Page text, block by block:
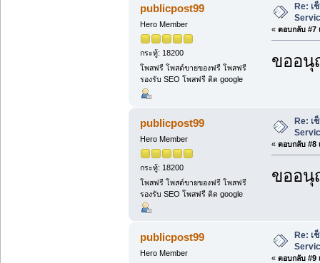
publicpost99
Hero Member
กระทู้: 18200
โพสฟรี โพสต์ขายของฟรี โพสฟรี
รองรับ SEO โพสฟรี ติด google
Re: เ
« ตอบกลับ #7
ขออนุ
publicpost99
Hero Member
กระทู้: 18200
โพสฟรี โพสต์ขายของฟรี โพสฟรี
รองรับ SEO โพสฟรี ติด google
Re: เ
« ตอบกลับ #8
ขออนุ
publicpost99
Hero Member
Re: เ
« ตอบกลับ #9